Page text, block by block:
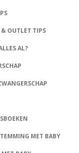
& OUTLET TIPS
AL?
MET BABY